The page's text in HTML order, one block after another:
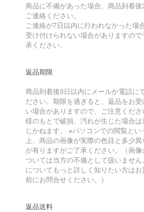
商品に不備があった場合、商品到着後
ご連絡ください。
ご連絡が7日以内に行われなかった場
受け付けられない場合がありますので
承ください。
返品期限
商品到着後3日以内にメールか電話に
ださい。期限を過ぎると、返品をお受
い場合がありますので、ご注意くださ
様のもとで破損、汚れが生じた場合
じかねます。 ※パソコンでの閲覧とい
上、商品の画像が実際の色目と多少異
が有りますがご了承ください。（画像
ついては当方の不備として扱いませ
についてもっと詳しく知りたい方は
前にお問合せください。）
返品送料